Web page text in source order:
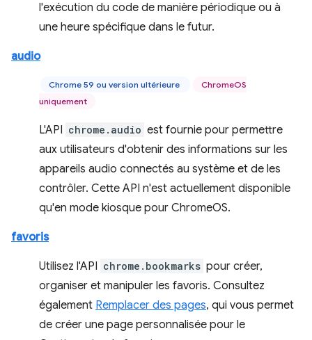
l'exécution du code de manière périodique ou à
une heure spécifique dans le futur.
audio
Chrome 59 ou version ultérieure
ChromeOS
uniquement
L'API chrome.audio est fournie pour permettre
aux utilisateurs d'obtenir des informations sur les
appareils audio connectés au système et de les
contrôler. Cette API n'est actuellement disponible
qu'en mode kiosque pour ChromeOS.
favoris
Utilisez l'API chrome.bookmarks pour créer,
organiser et manipuler les favoris. Consultez
également Remplacer des pages, qui vous permet
de créer une page personnalisée pour le